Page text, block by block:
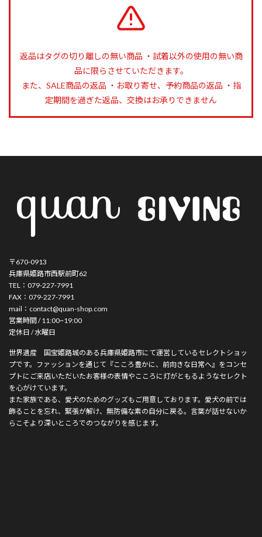
返品はタグの切り離しの無い商品 ・試着以外の使用の無い商
品に限らさせていただきます。
また、SALE商品の返品 ・お取り寄せ、予約商品の返品 ・指
定期間を過ぎた返品、交換はお承りできません
〒670-0913
兵庫県姫路市西駅前町62
TEL：079-227-7991
FAX：079-227-7991
mail：contact@quan-shop.com
営業時間 / 11:00~19:00
定休日 / 水曜日
世界遺産 国宝姫路城のある兵庫県姫路市にて運営しているセレクトショッ
プです。ファッションを通じて『こころ豊かに、前向きな日常へ』をコンセ
プトにご来店いただいたお客様の表情やこころに灯がともるようなセレクト
を心がけています。
また家族である、愛犬のためのグッズもご用意しております。愛犬の前では
飾ることを忘れ、緊張が解け、無防備な素の自分に戻る。言葉が話せないか
らこそより深いところでのつながりを感じます。